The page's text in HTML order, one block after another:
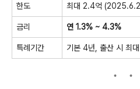
한도 최대 2.4억
금리 연 1.3% ~ 4.3%
특례기간 기본 4년, 출산 시 최